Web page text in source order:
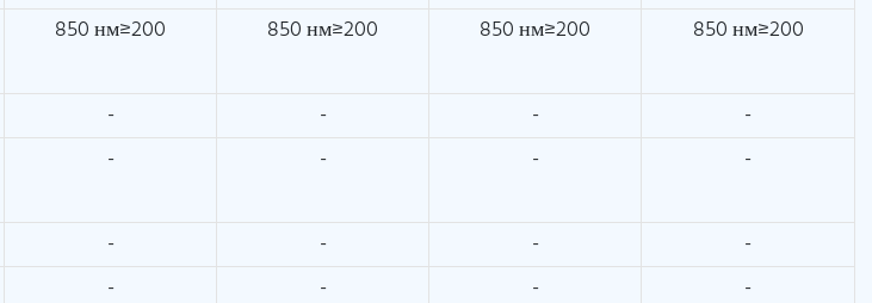
850 нм≥200 850 нм≥200 850 нм≥200 850 нм≥200
- - -
-
- - - -
- - -
-
- - - -